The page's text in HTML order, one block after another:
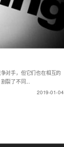
对手，但它们也在相互的
裂了不同...
2019-01-04